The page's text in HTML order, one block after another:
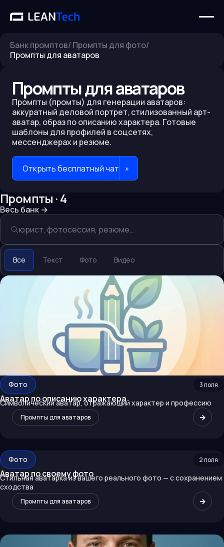
Банк промптов/Промпты для фото/
Промпты для аватаров
Промпты для аватаров
Промпты (промты) для генерации аватаров:
аккуратный деловой портрет, стилизованный арт-
аватар, образ по описанию характера. Готовые
шаблоны для профилей в соцсетях,
мессенджерах и резюме.
Открыть бесплатный чат »
Промпты ·4
Весь банк →
Все Текст Фото Видео
Фото 3поля
Аватар по описанию характера
Символический аватар, отражающий характер и профессию
Промпты для аватаров →
Фото 2поля
Аватар по своему фото
Стильная аватарка из вашего реального фото — с сохранением
сходства
Промпты для аватаров →